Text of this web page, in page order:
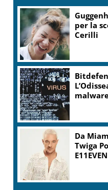
per la
Cerilli
Da
Twiga
E11EVEN